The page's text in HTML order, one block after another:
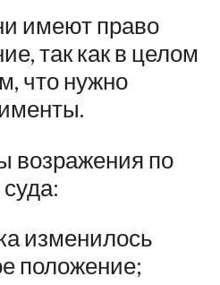
имеют право
так как в целом
что нужно
возражения по
изменилось
положение;